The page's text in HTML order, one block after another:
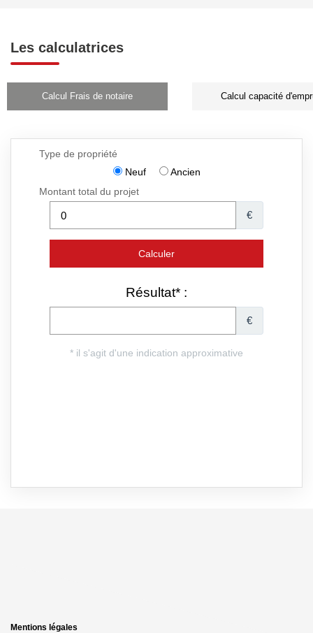
Les calculatrices
Calcul Frais de notaire Calcul capacité
Mentions légales